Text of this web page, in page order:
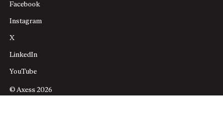
Facebook
Instagram
X
LinkedIn
YouTube
© Axess 2026